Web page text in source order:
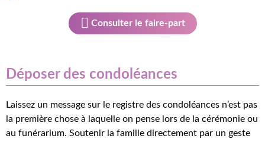
Consulter le faire-part
Déposer des condoléances
Laissez un message sur le registre des condoléances n’est pas
la première chose à laquelle on pense lors de la cérémonie ou
au funérarium. Soutenir la famille directement par un geste